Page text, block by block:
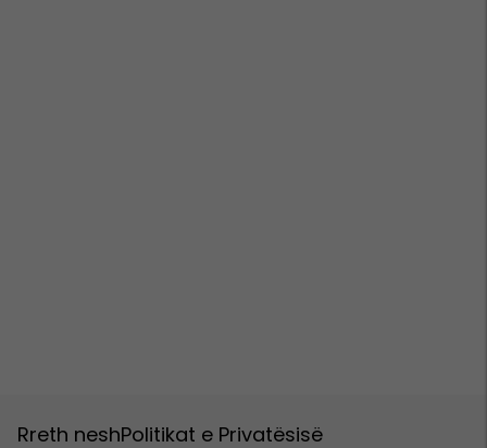
Rreth neshPolitikat e Privatësisë